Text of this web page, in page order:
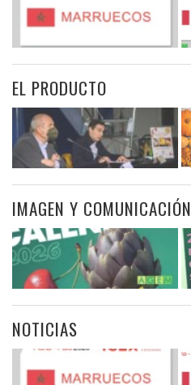
EL PRODUCTO
IMAGEN Y COMUNICACIÓN
NOTICIAS